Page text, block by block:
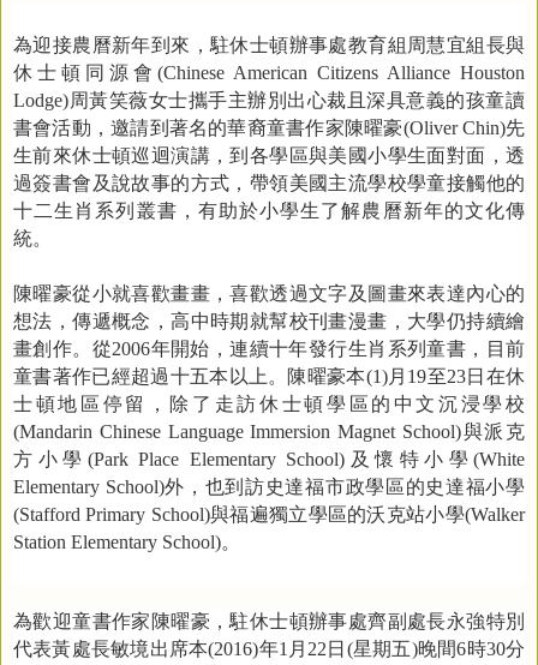
為迎接農曆新年到來，駐休士頓辦事處教育組周慧宜組長與
休士頓同源會 (Chinese American Citizens Alliance Houston
Lodge)周黃笑薇女士攜手主辦別出心裁且深具意義的孩童讀
書會活動，邀請到著名的華裔童書作家陳曜豪(Oliver Chin)先
生前來休士頓巡迴演講，到各學區與美國小學生面對面，透
過簽書會及說故事的方式，帶領美國主流學校學童接觸他的
十二生肖系列叢書，有助於小學生了解農曆新年的文化傳
統。
陳曜豪從小就喜歡畫畫，喜歡透過文字及圖畫來表達內心的
想法，傳遞概念，高中時期就幫校刊畫漫畫，大學仍持續繪
畫創作。從2006年開始，連續十年發行生肖系列童書，目前
童書著作已經超過十五本以上。陳曜豪本(1)月 19至23日在休
士頓地區停留，除了走訪休士頓學區的中文沉浸學校
(Mandarin Chinese Language Immersion Magnet School)與派克
方小學 (Park Place Elementary School) 及懷特小學 (White
Elementary School)外，也到訪史達福市政學區的史達福小學
(Stafford Primary School)與福遍獨立學區的沃克站小學(Walker
Station Elementary School)。
為歡迎童書作家陳曜豪，駐休士頓辦事處齊副處長永強特別
代表黃處長敏境出席本(2016)年1 月 22 日 (星期五)晚間6時30分